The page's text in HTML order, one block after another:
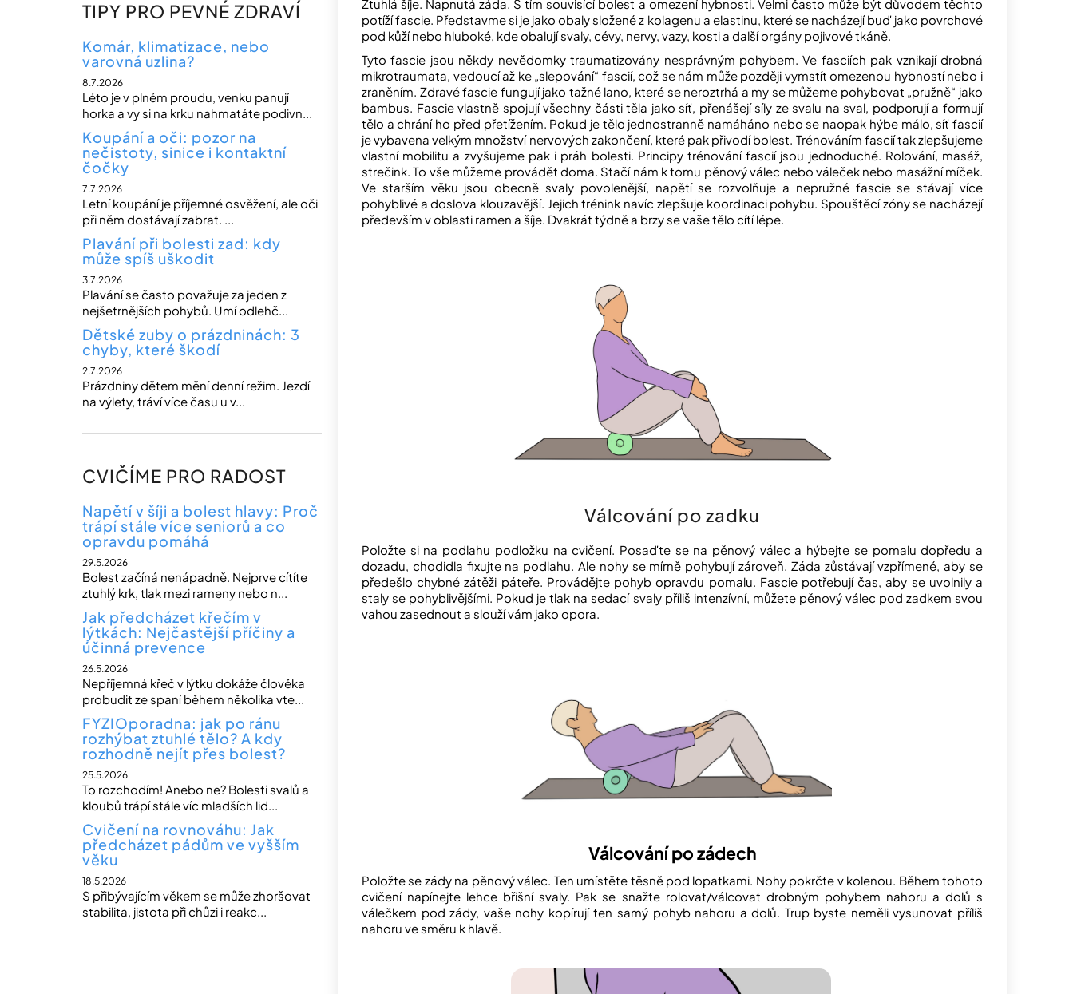
TIPY PRO PEVNÉ ZDRAVÍ
Komár, klimatizace, nebo
varovná uzlina?
8.7.2026
Léto je v plném proudu, venku panují
horka a vy si na krku nahmatáte podivn...
Koupání a oči: pozor na
nečistoty, sinice i kontaktní
čočky
7.7.2026
Letní koupání je příjemné osvěžení, ale oči
při něm dostávají zabrat. ...
Plavání při bolesti zad: kdy
může spíš uškodit
3.7.2026
Plavání se často považuje za jeden z
nejšetrnějších pohybů. Umí odlehč...
Dětské zuby o prázdninách: 3
chyby, které škodí
2.7.2026
Prázdniny dětem mění denní režim. Jezdí
na výlety, tráví více času u v...
CVIČÍME PRO RADOST
Napětí v šíji a bolest hlavy: Proč
trápí stále více seniorů a co
opravdu pomáhá
29.5.2026
Bolest začíná nenápadně. Nejprve cítíte
ztuhlý krk, tlak mezi rameny nebo n...
Jak předcházet křečím v
lýtkách: Nejčastější příčiny a
účinná prevence
26.5.2026
Nepříjemná křeč v lýtku dokáže člověka
probudit ze spaní během několika vte...
FYZIOporadna: jak po ránu
rozhýbat ztuhlé tělo? A kdy
rozhodně nejít přes bolest?
25.5.2026
To rozchodím! Anebo ne? Bolesti svalů a
kloubů trápí stále víc mladších lid...
Cvičení na rovnováhu: Jak
předcházet pádům ve vyšším
věku
18.5.2026
S přibývajícím věkem se může zhoršovat
stabilita, jistota při chůzi i reakc...
Ztuhlá šíje. Napnutá záda. S tím souvisící bolest a omezení hybnosti. Velmi často může být důvodem těchto
potíží fascie. Představme si je jako obaly složené z kolagenu a elastinu, které se nacházejí buď jako povrchové
pod kůží nebo hluboké, kde obalují svaly, cévy, nervy, vazy, kosti a další orgány pojivové tkáně.
Tyto fascie jsou někdy nevědomky traumatizovány nesprávným pohybem. Ve fasciích pak vznikají drobná
mikrotraumata, vedoucí až ke „slepování“ fascií, což se nám může později vymstít omezenou hybností nebo i
zraněním. Zdravé fascie fungují jako tažné lano, které se neroztrhá a my se můžeme pohybovat „pružně“ jako
bambus. Fascie vlastně spojují všechny části těla jako síť, přenášejí síly ze svalu na sval, podporují a formují
tělo a chrání ho před přetížením. Pokud je tělo jednostranně namáháno nebo se naopak hýbe málo, síť fascií
je vybavena velkým množství nervových zakončení, které pak přivodí bolest. Trénováním fascií tak zlepšujeme
vlastní mobilitu a zvyšujeme pak i práh bolesti. Principy trénování fascií jsou jednoduché. Rolování, masáž,
strečink. To vše můžeme provádět doma. Stačí nám k tomu pěnový válec nebo váleček nebo masážní míček.
Ve starším věku jsou obecně svaly povolenější, napětí se rozvolňuje a nepružné fascie se stávají více
pohyblivé a doslova klouzavější. Jejich trénink navíc zlepšuje koordinaci pohybu. Spouštěcí zóny se nacházejí
především v oblasti ramen a šíje. Dvakrát týdně a brzy se vaše tělo cítí lépe.
Válcování po zadku
Položte si na podlahu podložku na cvičení. Posaďte se na pěnový válec a hýbejte se pomalu dopředu a
dozadu, chodidla fixujte na podlahu. Ale nohy se mírně pohybují zároveň. Záda zůstávají vzpřímené, aby se
předešlo chybné zátěži páteře. Provádějte pohyb opravdu pomalu. Fascie potřebují čas, aby se uvolnily a
staly se pohyblivějšími. Pokud je tlak na sedací svaly příliš intenzívní, můžete pěnový válec pod zadkem svou
vahou zasednout a slouží vám jako opora.
Válcování po zádech
Položte se zády na pěnový válec. Ten umístěte těsně pod lopatkami. Nohy pokrčte v kolenou. Během tohoto
cvičení napínejte lehce břišní svaly. Pak se snažte rolovat/válcovat drobným pohybem nahoru a dolů s
válečkem pod zády, vaše nohy kopírují ten samý pohyb nahoru a dolů. Trup byste neměli vysunovat příliš
nahoru ve směru k hlavě.